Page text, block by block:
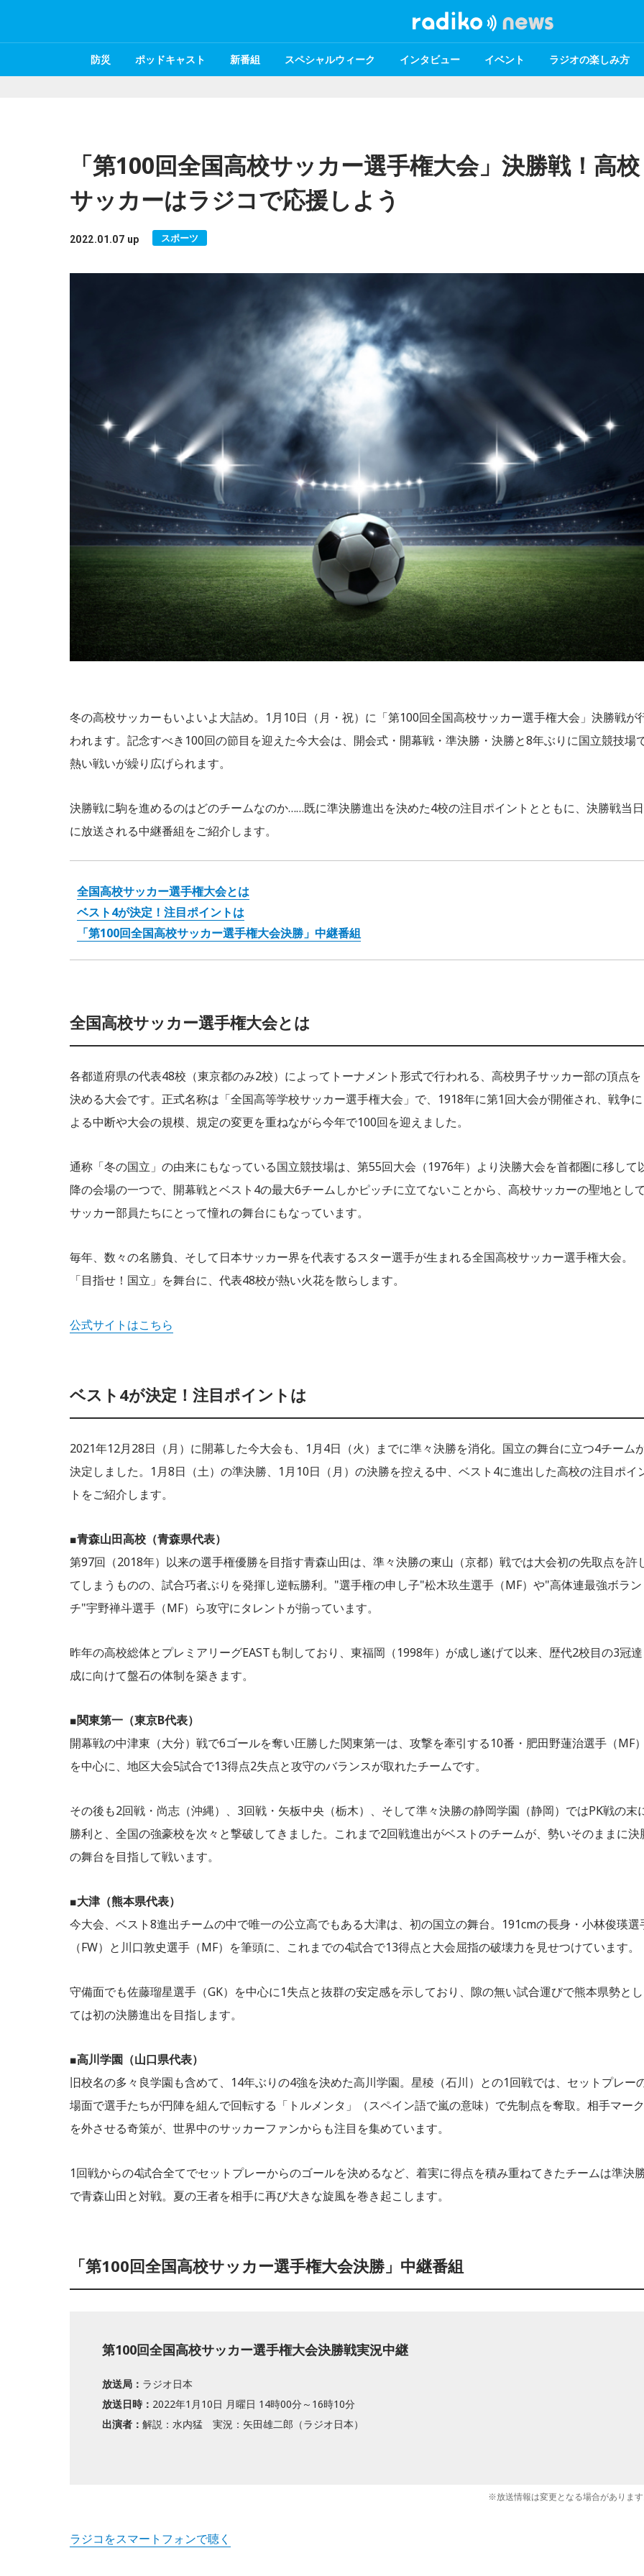
防災 ポッドキャスト 新番組 スペシャルウィーク インタビュー イベント ラジオの楽しみ方
「第100回全国高校サッカー選手権大会」決勝戦！高校
サッカーはラジコで応援しよう
2022.01.07 up スポーツ
冬の高校サッカーもいよいよ大詰め。1月10日（月・祝）に「第100回全国高校サッカー選手権大会」決勝戦が
われます。記念すべき100回の節目を迎えた今大会は、開会式・開幕戦・準決勝・決勝と8年ぶりに国立競技場
熱い戦いが繰り広げられます。
決勝戦に駒を進めるのはどのチームなのか……既に準決勝進出を決めた4校の注目ポイントとともに、決勝戦当日
に放送される中継番組をご紹介します。
全国高校サッカー選手権大会とは
ベスト4が決定！注目ポイントは
「第100回全国高校サッカー選手権大会決勝」中継番組
全国高校サッカー選手権大会とは
各都道府県の代表48校（東京都のみ2校）によってトーナメント形式で行われる、高校男子サッカー部の頂点を
決める大会です。正式名称は「全国高等学校サッカー選手権大会」で、1918年に第1回大会が開催され、戦争に
よる中断や大会の規模、規定の変更を重ねながら今年で100回を迎えました。
通称「冬の国立」の由来にもなっている国立競技場は、第55回大会（1976年）より決勝大会を首都圏に移して
降の会場の一つで、開幕戦とベスト4の最大6チームしかピッチに立てないことから、高校サッカーの聖地として
サッカー部員たちにとって憧れの舞台にもなっています。
毎年、数々の名勝負、そして日本サッカー界を代表するスター選手が生まれる全国高校サッカー選手権大会。
「目指せ！国立」を舞台に、代表48校が熱い火花を散らします。
公式サイトはこちら
ベスト4が決定！注目ポイントは
2021年12月28日（月）に開幕した今大会も、1月4日（火）までに準々決勝を消化。国立の舞台に立つ4チーム
決定しました。1月8日（土）の準決勝、1月10日（月）の決勝を控える中、ベスト4に進出した高校の注目ポイ
トをご紹介します。
■青森山田高校（青森県代表）
第97回（2018年）以来の選手権優勝を目指す青森山田は、準々決勝の東山（京都）戦では大会初の先取点を許
てしまうものの、試合巧者ぶりを発揮し逆転勝利。"選手権の申し子"松木玖生選手（MF）や"高体連最強ボラン
チ"宇野禅斗選手（MF）ら攻守にタレントが揃っています。
昨年の高校総体とプレミアリーグEASTも制しており、東福岡（1998年）が成し遂げて以来、歴代2校目の3冠達
成に向けて盤石の体制を築きます。
■関東第一（東京B代表）
開幕戦の中津東（大分）戦で6ゴールを奪い圧勝した関東第一は、攻撃を牽引する10番・肥田野蓮治選手（MF）
を中心に、地区大会5試合で13得点2失点と攻守のバランスが取れたチームです。
その後も2回戦・尚志（沖縄）、3回戦・矢板中央（栃木）、そして準々決勝の静岡学園（静岡）ではPK戦の末
勝利と、全国の強豪校を次々と撃破してきました。これまで2回戦進出がベストのチームが、勢いそのままに決
の舞台を目指して戦います。
■大津（熊本県代表）
今大会、ベスト8進出チームの中で唯一の公立高でもある大津は、初の国立の舞台。191cmの長身・小林俊瑛選
（FW）と川口敦史選手（MF）を筆頭に、これまでの4試合で13得点と大会屈指の破壊力を見せつけています。
守備面でも佐藤瑠星選手（GK）を中心に1失点と抜群の安定感を示しており、隙の無い試合運びで熊本県勢とし
ては初の決勝進出を目指します。
■高川学園（山口県代表）
旧校名の多々良学園も含めて、14年ぶりの4強を決めた高川学園。星稜（石川）との1回戦では、セットプレー
場面で選手たちが円陣を組んで回転する「トルメンタ」（スペイン語で嵐の意味）で先制点を奪取。相手マーク
を外させる奇策が、世界中のサッカーファンからも注目を集めています。
1回戦からの4試合全てでセットプレーからのゴールを決めるなど、着実に得点を積み重ねてきたチームは準決
で青森山田と対戦。夏の王者を相手に再び大きな旋風を巻き起こします。
「第100回全国高校サッカー選手権大会決勝」中継番組
第100回全国高校サッカー選手権大会決勝戦実況中継
放送局： ラジオ日本
放送日時： 2022年1月10日 月曜日 14時00分～16時10分
出演者： 解説：水内猛 実況：矢田雄二郎（ラジオ日本）
※放送情報は変更となる場合があります
ラジコをスマートフォンで聴く